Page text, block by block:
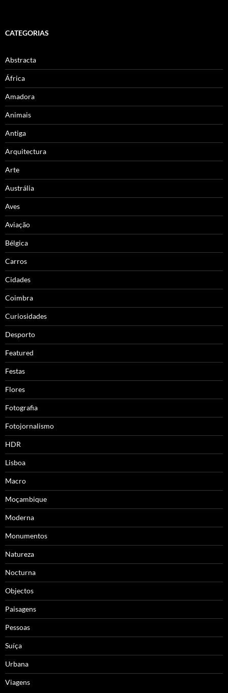
CATEGORIAS
Abstracta
África
Amadora
Animais
Antiga
Arquitectura
Arte
Austrália
Aves
Aviação
Bélgica
Carros
Cidades
Coimbra
Curiosidades
Desporto
Featured
Festas
Flores
Fotografia
Fotojornalismo
HDR
Lisboa
Macro
Moçambique
Moderna
Monumentos
Natureza
Nocturna
Objectos
Paisagens
Pessoas
Suíça
Urbana
Viagens